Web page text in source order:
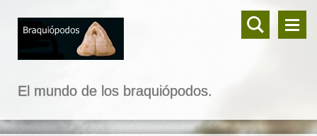
El mundo de los braquiópodos.